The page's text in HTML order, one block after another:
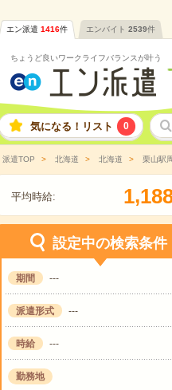
エン派遣 1416件 エンバイト 2539件
ちょうど良いワークライフバランスが叶う
気になる！リスト 0
派遣TOP 北海道 北海道 栗山駅
平均時給: 1,18
設定中の検索条件
期間 ---
派遣形式 ---
時給 ---
勤務地